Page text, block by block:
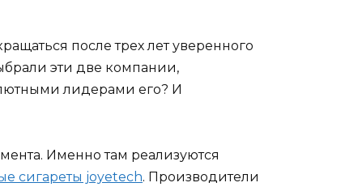
после трех лет уверенного
эти две компании,
лидерами его? И
Именно там реализуются
сигареты joyetech. Производители